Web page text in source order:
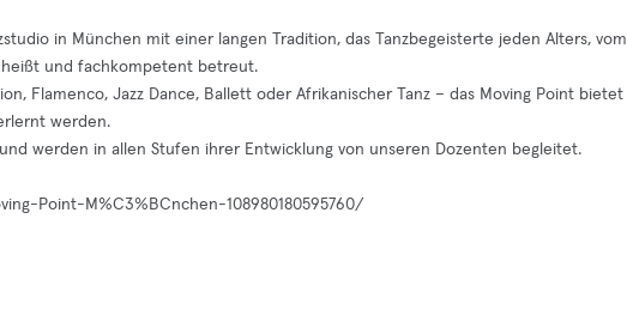
in München mit einer langen Tradition, das Tanzbegeisterte jeden Alters, vom
heißt und fachkompetent betreut.
Flamenco, Jazz Dance, Ballett oder Afrikanischer Tanz – das Moving Point bietet
werden.
werden in allen Stufen ihrer Entwicklung von unseren Dozenten begleitet.
Point-M%C3%BCnchen-108980180595760/